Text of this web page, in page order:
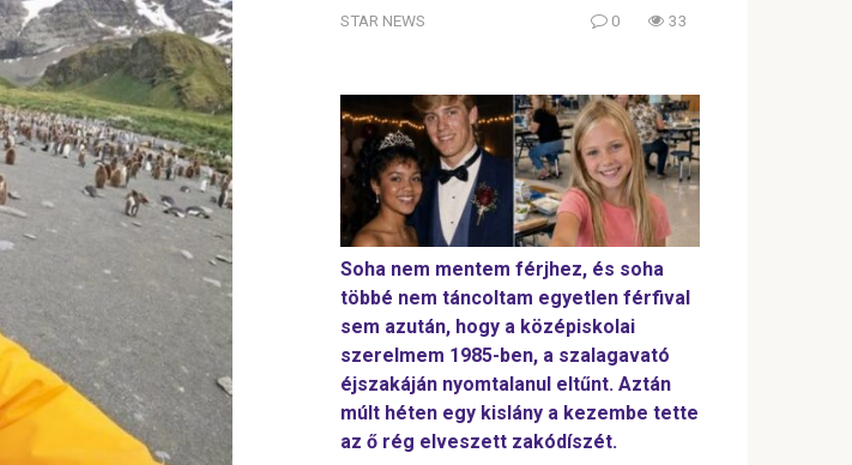
STAR NEWS 0 33
Soha nem mentem férjhez, és soha
többé nem táncoltam egyetlen férfival
sem azután, hogy a középiskolai
szerelmem 1985-ben, a szalagavató
éjszakáján nyomtalanul eltűnt. Aztán
múlt héten egy kislány a kezembe tette
az ő rég elveszett zakódíszét.